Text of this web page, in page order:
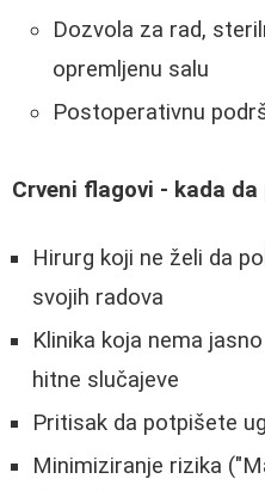
Dozvola za rad,
opremljenu salu
Postoperativnu
Crveni flagovi - kada
Hirurg koji ne želi da
svojih radova
Klinika koja nema
hitne slučajeve
Pritisak da potpišete
Minimiziranje rizika